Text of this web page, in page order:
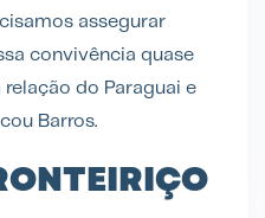
assegurar
convivência quase
do Paraguai e
Barros.